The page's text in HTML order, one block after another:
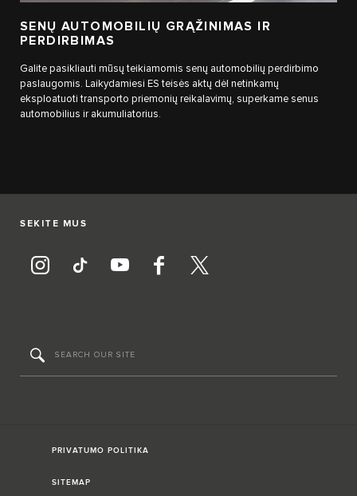
SENŲ AUTOMOBILIŲ GRĄŽINIMAS IR
PERDIRBIMAS
Galite pasikliauti mūsų teikiamomis senų automobilių perdirbimo
paslaugomis. Laikydamiesi ES teisės aktų dėl netinkamų
eksploatuoti transporto priemonių reikalavimų, superkame senus
automobilius ir akumuliatorius.
SEKITE MUS
PRIVATUMO POLITIKA
SITEMAP